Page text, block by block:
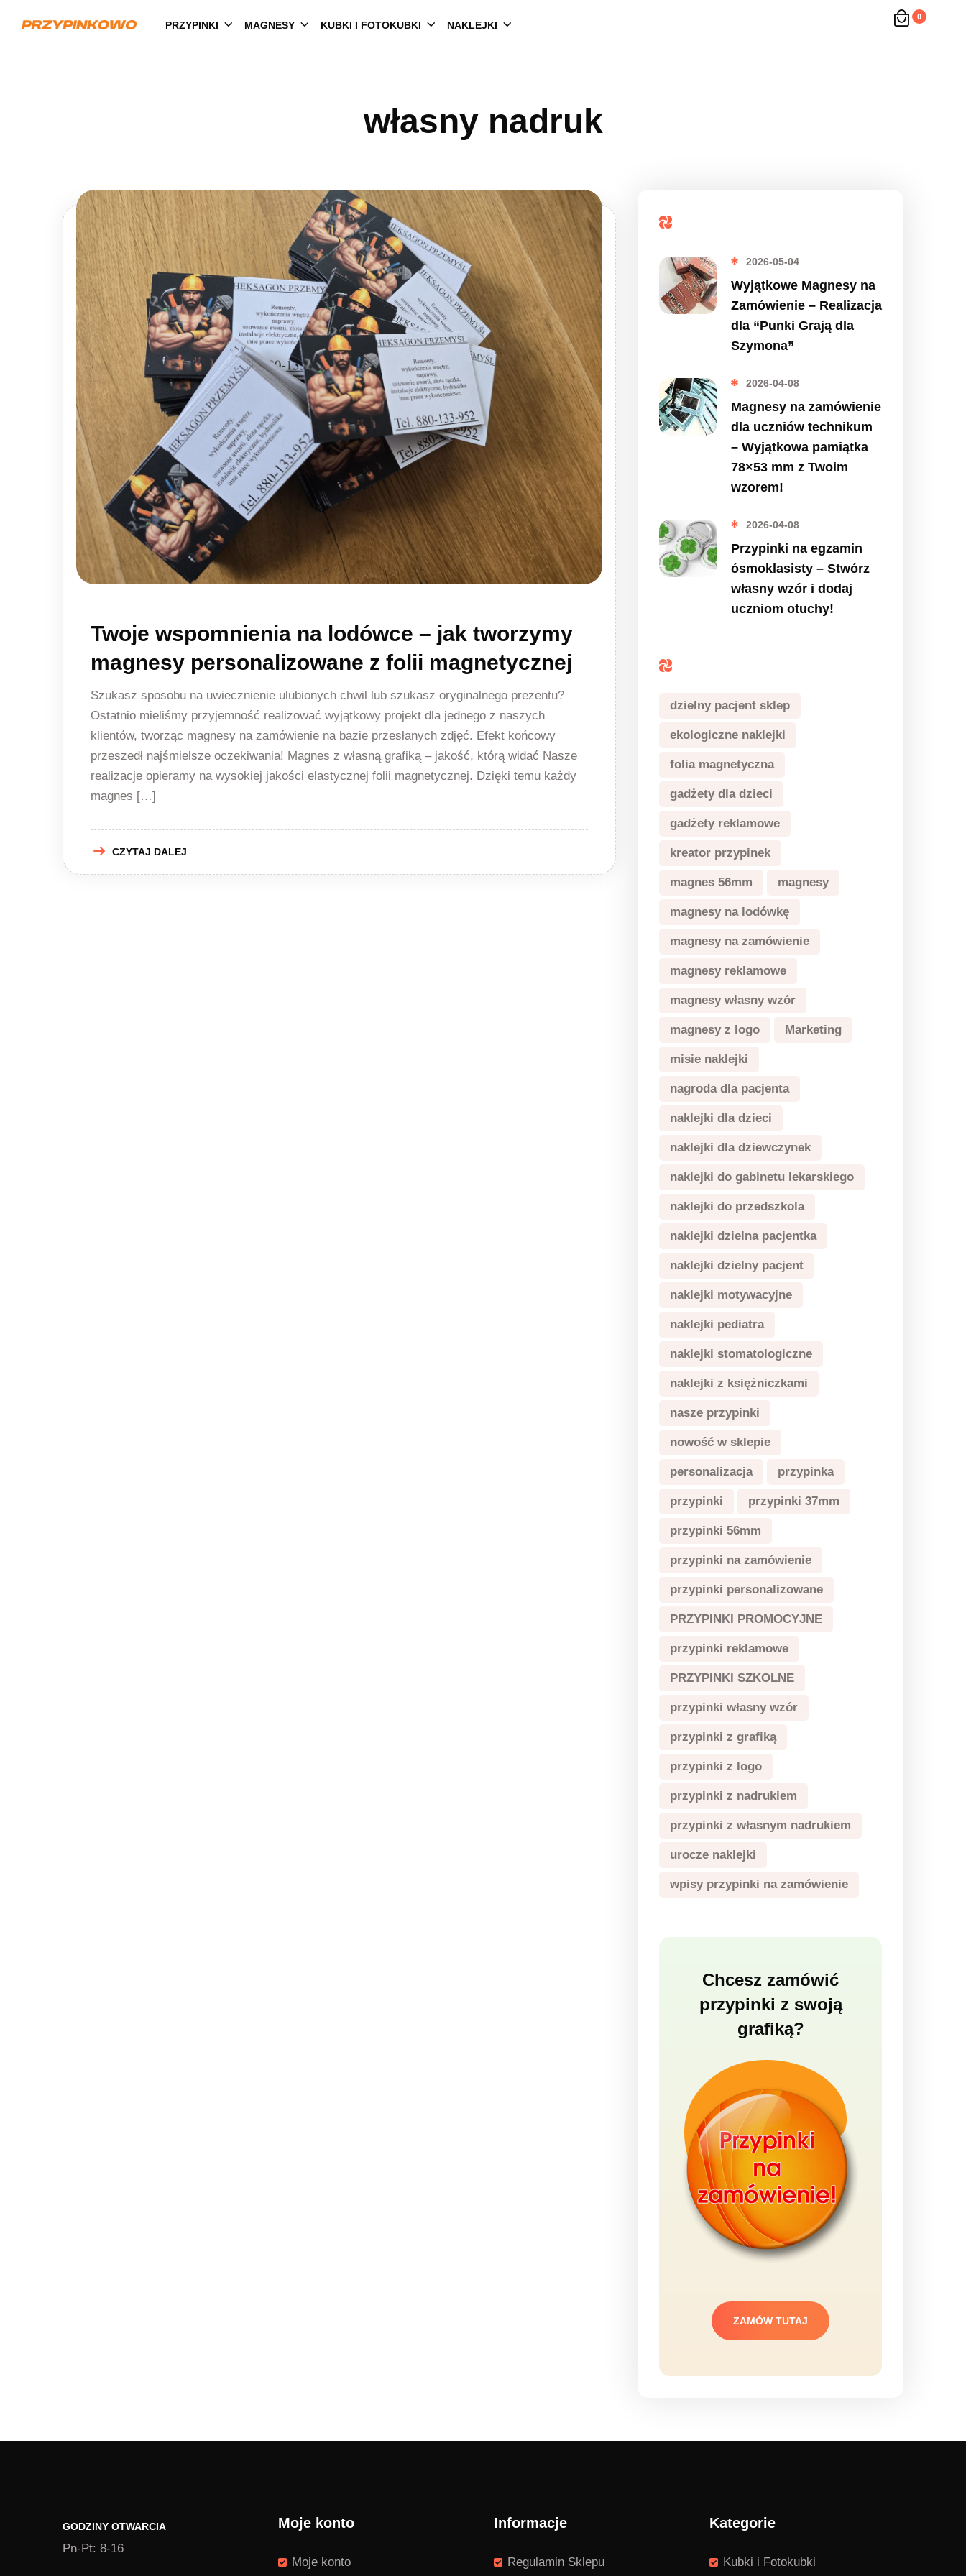
PRZYPINKI MAGNESY KUBKI I FOTOKUBKI NAKLEJKI
0
własny nadruk
Twoje wspomnienia na lodówce – jak tworzymy
magnesy personalizowane z folii magnetycznej
Szukasz sposobu na uwiecznienie ulubionych chwil lub szukasz oryginalnego prezentu?
Ostatnio mieliśmy przyjemność realizować wyjątkowy projekt dla jednego z naszych
klientów, tworząc magnesy na zamówienie na bazie przesłanych zdjęć. Efekt końcowy
przeszedł najśmielsze oczekiwania! Magnes z własną grafiką – jakość, którą widać Nasze
realizacje opieramy na wysokiej jakości elastycznej folii magnetycznej. Dzięki temu każdy
magnes […]
CZYTAJ DALEJ
2026-05-04
Wyjątkowe Magnesy na
Zamówienie – Realizacja
dla “Punki Grają dla
Szymona”
2026-04-08
Magnesy na zamówienie
dla uczniów technikum
– Wyjątkowa pamiątka
78×53 mm z Twoim
wzorem!
2026-04-08
Przypinki na egzamin
ósmoklasisty – Stwórz
własny wzór i dodaj
uczniom otuchy!
dzielny pacjent sklep
ekologiczne naklejki
folia magnetyczna
gadżety dla dzieci
gadżety reklamowe
kreator przypinek
magnes 56mm magnesy
magnesy na lodówkę
magnesy na zamówienie
magnesy reklamowe
magnesy własny wzór
magnesy z logo Marketing
misie naklejki
nagroda dla pacjenta
naklejki dla dzieci
naklejki dla dziewczynek
naklejki do gabinetu lekarskiego
naklejki do przedszkola
naklejki dzielna pacjentka
naklejki dzielny pacjent
naklejki motywacyjne
naklejki pediatra
naklejki stomatologiczne
naklejki z księżniczkami
nasze przypinki
nowość w sklepie
personalizacja przypinka
przypinki przypinki 37mm
przypinki 56mm
przypinki na zamówienie
przypinki personalizowane
PRZYPINKI PROMOCYJNE
przypinki reklamowe
PRZYPINKI SZKOLNE
przypinki własny wzór
przypinki z grafiką
przypinki z logo
przypinki z nadrukiem
przypinki z własnym nadrukiem
urocze naklejki
wpisy przypinki na zamówienie
Chcesz zamówić
przypinki z swoją
grafiką?
ZAMÓW TUTAJ
GODZINY OTWARCIA
Pn-Pt: 8-16
Moje konto
Moje konto
Informacje
Regulamin Sklepu
Kategorie
Kubki i Fotokubki